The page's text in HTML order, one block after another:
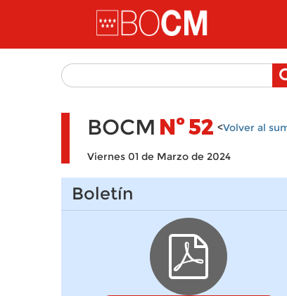
Pasar al contenido principal
BOCM Nº52 <Volver al
Viernes 01 de Marzo de 2024
Boletín